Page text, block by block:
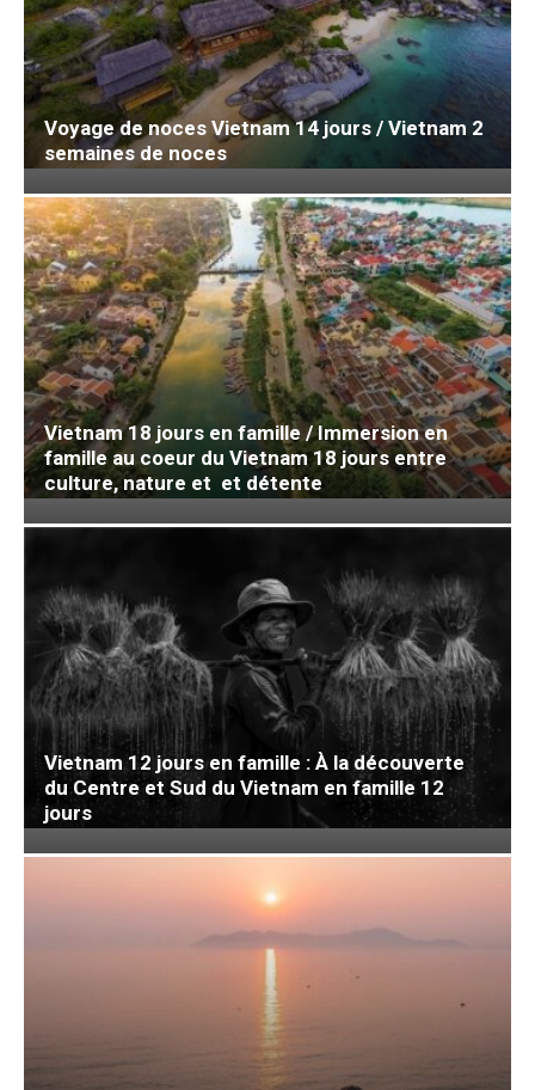
Voyage de noces Vietnam 14 jours / Vietnam 2
semaines de noces
Vietnam 18 jours en famille / Immersion en
famille au coeur du Vietnam 18 jours entre
culture, nature et et détente
Vietnam 12 jours en famille : À la découverte
du Centre et Sud du Vietnam en famille 12
jours